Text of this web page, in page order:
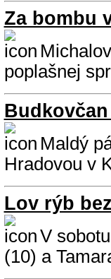
Za bombu
poplašnej
Maldý
Hradovou v
Lov rýb
V
(10) a